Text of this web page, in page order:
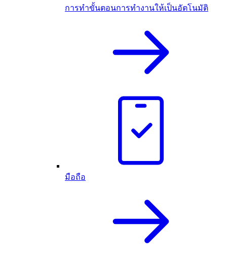
การทำขั้นตอนการทำงานให้เป็นอัตโนมัติ
มือถือ